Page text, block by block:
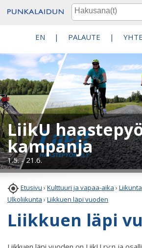
EN | PALAUTE |
LiikU
kampanja
1.5. - 21.6.
 Etusivu › Kulttuuri ja vapaa-aika › Liikunta
Ulkoliikunta › Liikkuen läpi vuoden
Liikkuen läpi